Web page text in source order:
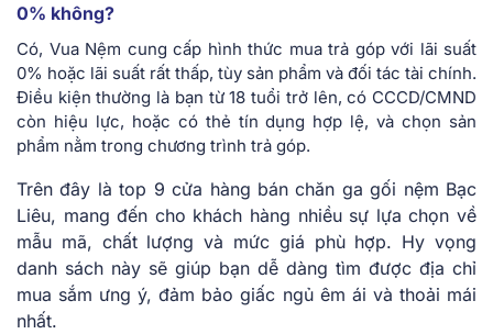
0% không?
Có, Vua Nệm cung cấp hình thức mua trả góp với lãi suất
0% hoặc lãi suất rất thấp, tùy sản phẩm và đối tác tài chính.
Điều kiện thường là bạn từ 18 tuổi trở lên, có CCCD/CMND
còn hiệu lực, hoặc có thẻ tín dụng hợp lệ, và chọn sản
phẩm nằm trong chương trình trả góp.
Trên đây là top 9 cửa hàng bán chăn ga gối nệm Bạc
Liêu, mang đến cho khách hàng nhiều sự lựa chọn về
mẫu mã, chất lượng và mức giá phù hợp. Hy vọng
danh sách này sẽ giúp bạn dễ dàng tìm được địa chỉ
mua sắm ưng ý, đảm bảo giấc ngủ êm ái và thoải mái
nhất.